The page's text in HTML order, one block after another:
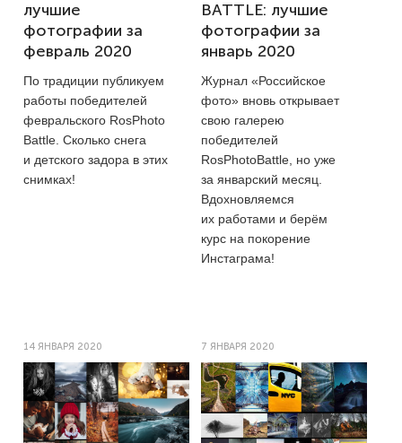
лучшие
фотографии за
февраль 2020
По традиции публикуем
работы победителей
февральского RosPhoto
Battle. Сколько снега
и детского задора в этих
снимках!
BATTLE: лучшие
фотографии за
январь 2020
Журнал «Российское
фото» вновь открывает
свою галерею
победителей
RosPhotoBattle, но уже
за январский месяц.
Вдохновляемся
их работами и берём
курс на покорение
Инстаграма!
14 ЯНВАРЯ 2020 7 ЯНВАРЯ 2020